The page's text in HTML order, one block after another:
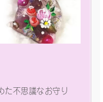
た不思議なお守り